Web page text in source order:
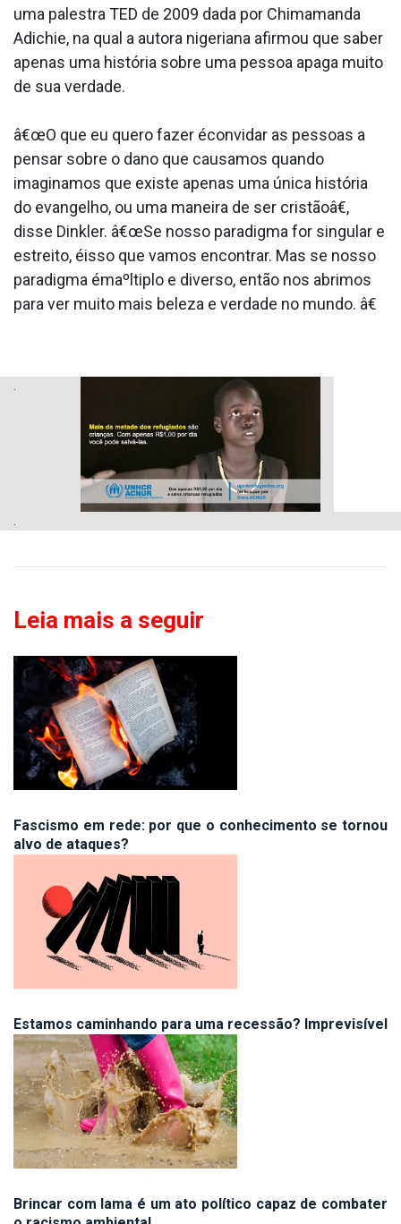
uma palestra TED de 2009 dada por Chimamanda
Adichie, na qual a autora nigeriana afirmou que saber
apenas uma história sobre uma pessoa apaga muito
de sua verdade.
â€œO que eu quero fazer éconvidar as pessoas a
pensar sobre o dano que causamos quando
imaginamos que existe apenas uma única história
do evangelho, ou uma maneira de ser cristãoâ€,
disse Dinkler. â€œSe nosso paradigma for singular e
estreito, éisso que vamos encontrar. Mas se nosso
paradigma émaºltiplo e diverso, então nos abrimos
para ver muito mais beleza e verdade no mundo. â€
Leia mais a seguir
Fascismo em rede: por que o conhecimento se tornou
alvo de ataques?
Estamos caminhando para uma recessão? Imprevisível
Brincar com lama é um ato político capaz de combater